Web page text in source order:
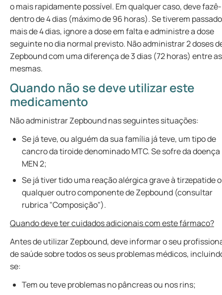
o mais rapidamente possível. Em qualquer caso, deve
dentro de 4 dias (máximo de 96 horas). Se tiverem passado
mais de 4 dias, ignore a dose em falta e administre a dose
seguinte no dia normal previsto. Não administrar 2 doses
Zepbound com uma diferença de 3 dias (72 horas) entre as
mesmas.
Quando não se deve utilizar este
medicamento
Não administrar Zepbound nas seguintes situações:
Se já teve, ou alguém da sua família já teve, um tipo de
cancro da tiroide denominado MTC. Se sofre da doença
MEN 2;
Se já tiver tido uma reação alérgica grave à tirzepatide
qualquer outro componente de Zepbound (consultar
rubrica "Composição").
Quando deve ter cuidados adicionais com este fármaco?
Antes de utilizar Zepbound, deve informar o seu
de saúde sobre todos os seus problemas médicos,
se:
Tem ou teve problemas no pâncreas ou nos rins;